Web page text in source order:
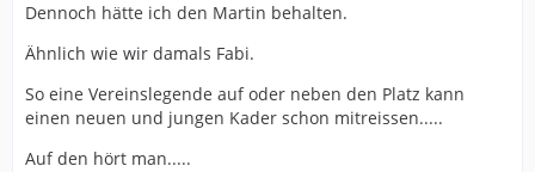
Dennoch hätte ich den Martin behalten.
Ähnlich wie wir damals Fabi.
So eine Vereinslegende auf oder neben den Platz kann
einen neuen und jungen Kader schon mitreissen.....
Auf den hört man.....